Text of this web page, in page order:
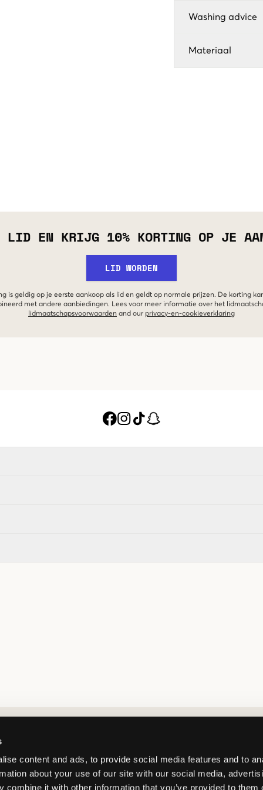
content and ads, to provide social media features and to
about your use of our site with our social media,
combine it with other information that you’ve provided to them
Washing advice
Materiaal
LID EN KRIJG 10% KORTING OP JE
LID WORDEN
is geldig op je eerste aankoop als lid en geldt op normale prijzen. De korting
met andere aanbiedingen. Lees voor meer informatie over het
lidmaatschapsvoorwaarden and our privacy-en-cookieverklaring